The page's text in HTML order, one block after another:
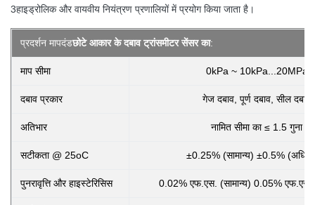
3हाइड्रोलिक और वायवीय नियंत्रण प्रणालियों में प्रयोग किया जाता है।
प्रदर्शन मापदंडछोटे आकार के दबाव ट्रांसमीटर सेंसर का:
माप सीमा 0kPa ~ 10kPa...20MPa
दबाव प्रकार गेज दबाव, पूर्ण दबाव, सील दबाव
अतिभार नामित सीमा का ≤ 1.5 गुना
सटीकता @ 25oC ±0.25% (सामान्य) ±0.5%
पुनरावृत्ति और हाइस्टेरिसिस 0.02% एफ.एस. (सामान्य) 0.05%